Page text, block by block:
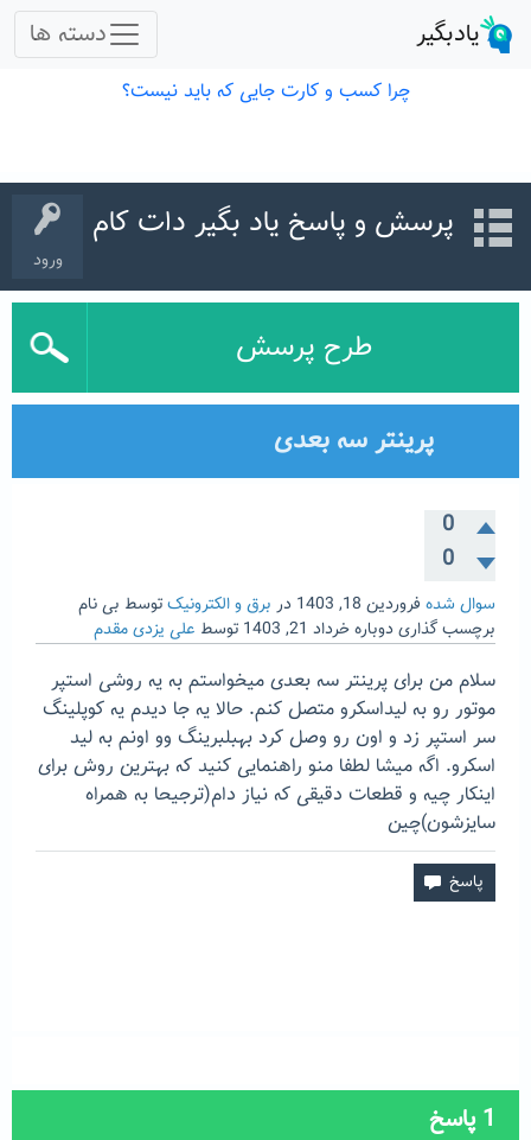
ورود
پرسش و پاسخ یاد بگیر دات کام
طرح پرسش
پرینتر سه بعدی
0
0
سوال شده فروردین 18, 1403 در برق و الکترونیکتوسط بی نام
برچسب گذاری دوبارهخرداد 21, 1403 توسط علی یزدی مقدم
سلام من برای پرینتر سه بعدی میخواستم به یه روشی استپر
موتور رو به لیداسکرو متصل کنم. حالا یه جا دیدم یه کوپلینگ
سر استپر زد و اون رو وصل کرد بهبلبرینگ وو اونم به لید
اسکرو. اگه میشا لطفا منو راهنمایی کنید که بهترین روش برای
اینکار چیه و قطعات دقیقی که نیاز دام(ترجیحا به همراه
سایزشون)چین
1پاسخ